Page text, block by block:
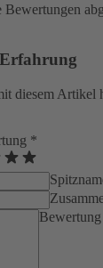
diesem Artikel
*